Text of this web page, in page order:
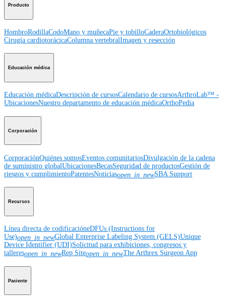
Producto
HombroRodillaCodoMano y muñecaPie y tobilloCaderaOrtobiológicos
Cirugía cardiotorácicaColumna vertebralImagen y resección
Educación médica
Educación médicaDescripción de cursosCalendario de cursosArthroLab™ -
UbicacionesNuestro departamento de educación médicaOrthoPedia
Corporación
CorporaciónQuiénes somosEventos comunitariosDivulgación de la cadena
de suministro globalUbicacionesBecasSeguridad de productosGestión de
riesgos y cumplimientoPatentesNoticiasopen_in_newSBA Support
Recursos
Línea directa de codificacióneDFUs (Instructions for
Use)open_in_newGlobal Enterprise Labeling System (GELS)Unique
Device Identifier (UDI)Solicitud para exhibiciones, congresos y
talleresopen_in_newRep Siteopen_in_newThe Arthrex Surgeon App
Paciente